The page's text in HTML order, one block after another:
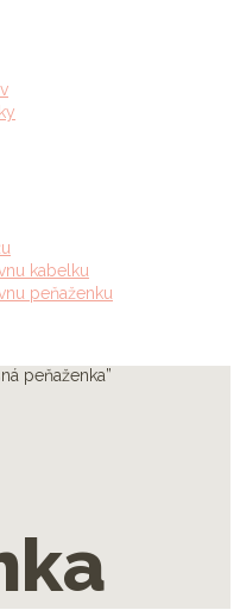
kabelku
peňaženku
peňaženka”